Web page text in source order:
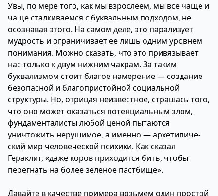
Увы, по мере того, как мы взрослеем, мы все чаще и
чаще сталкиваемся с буквальным подходом, не
осознавая этого. На самом деле, это парализует
мудрость и ограничивает ее лишь одним уровнем
понимания. Можно сказать, что это привязывает
нас только к двум нижним чакрам. За таким
буквализмом стоит благое намерение — создание
безопасной и благопристойной социальной
структуры. Но, отрицая неизвестное, страшась того,
что оно может оказаться потенциальным злом,
фундаменталисты любой ценой пытаются
уничтожить нерушимое, а именно — архетипиче-
ский мир человеческой психики. Как сказал
Гераклит, «даже коров приходится бить, чтобы
перегнать на более зеленое пастбище».
Давайте в качестве примера возьмем один простой